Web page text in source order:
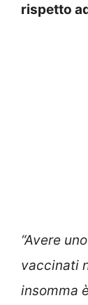
rispetto
“Avere
vaccinati
insomma